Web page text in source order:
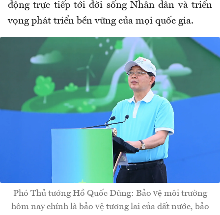
động trực tiếp tới đời sống Nhân dân và triển
vọng phát triển bền vững của mọi quốc gia.
Phó Thủ tướng Hồ Quốc Dũng: Bảo vệ môi trường
hôm nay chính là bảo vệ tương lai của đất nước, bảo